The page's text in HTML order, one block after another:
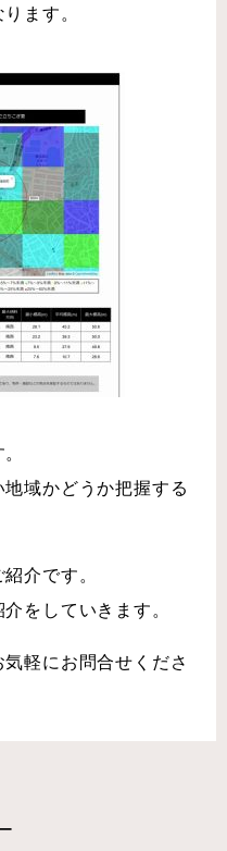
ます。
域かどうか把握する
介です。
をしていきます。
軽にお問合せくださ